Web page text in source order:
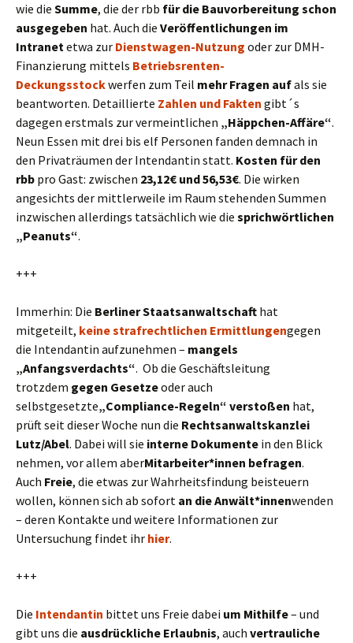
wie die Summe, die der rbb für die Bauvorbereitung schon
ausgegeben hat. Auch die Veröffentlichungen im
Intranetetwa zur Dienstwagen-Nutzung oder zur DMH-
Finanzierung mittels Betriebsrenten-
Deckungsstockwerfen zum Teil mehr Fragen aufals sie
beantworten. Detaillierte Zahlen und Fakten gibt´s
dagegen erstmals zur vermeintlichen „Häppchen-Affäre“.
Neun Essen mit drei bis elf Personen fanden demnach in
den Privaträumen der Intendantin statt. Kosten für den
rbb pro Gast: zwischen 23,12€ und 56,53€. Die wirken
angesichts der mittlerweile im Raum stehenden Summen
inzwischen allerdings tatsächlich wie die sprichwörtlichen
„Peanuts“.
+++
Immerhin: Die Berliner Staatsanwaltschaft hat
mitgeteilt, keine strafrechtlichen Ermittlungengegen
die Intendantin aufzunehmen – mangels
„Anfangsverdachts“. Ob die Geschäftsleitung
trotzdem gegen Gesetzeoder auch
selbstgesetzte„Compliance-Regeln“ verstoßen hat,
prüft seit dieser Woche nun die Rechtsanwaltskanzlei
Lutz/Abel. Dabei will sie interne Dokumente in den Blick
nehmen, vor allem aberMitarbeiter*innen befragen.
Auch Freie, die etwas zur Wahrheitsfindung beisteuern
wollen, können sich ab sofort an die Anwält*innenwenden
– deren Kontakte und weitere Informationen zur
Untersuchung findet ihr hier.
+++
Die Intendantin bittet uns Freie dabei um Mithilfe– und
gibt uns die ausdrückliche Erlaubnis, auch vertrauliche